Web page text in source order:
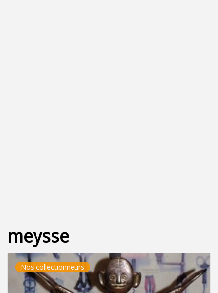
meysse
Nos collectionneurs